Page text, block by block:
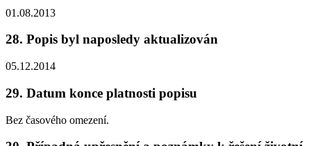
01.08.2013
28. Popis byl naposledy aktualizován
05.12.2014
29. Datum konce platnosti popisu
Bez časového omezení.